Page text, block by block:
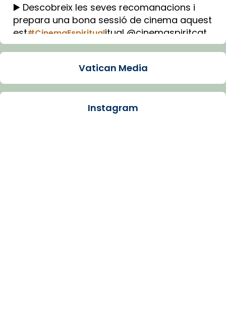
▶️ Descobreix les seves recomanacions i
prepara una bona sessió de cinema aquest
est#CinemaEspiritualitual @cinemaspiritcat
Imatge: Generada amb IA (OpenAI)
Arquebisbat de Barcelona
Vatican Media
Instagram